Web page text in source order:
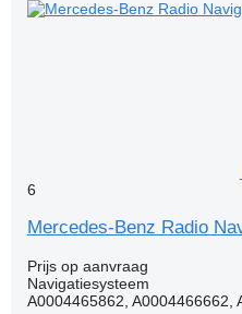
6
Mercedes-Benz Radio
Prijs op aanvraag
Navigatiesysteem
A0004465862, A0004466662,